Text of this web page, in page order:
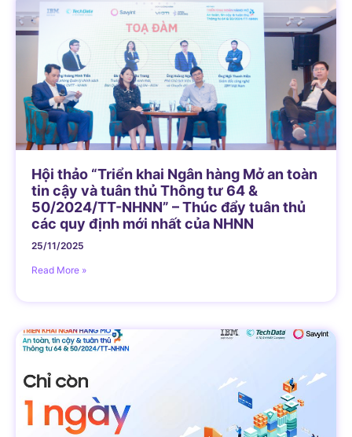
Hội thảo “Triển khai Ngân hàng Mở an toàn
tin cậy và tuân thủ Thông tư 64 &
50/2024/TT-NHNN” – Thúc đẩy tuân thủ
các quy định mới nhất của NHNN
25/11/2025
Read More »